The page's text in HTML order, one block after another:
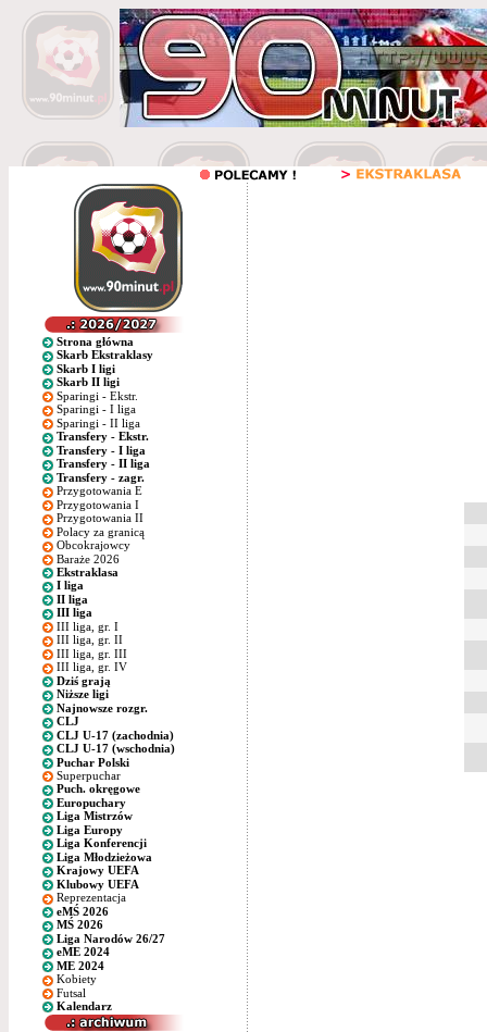
Strona główna
Skarb Ekstraklasy
Skarb I ligi
Skarb II ligi
Sparingi - Ekstr.
Sparingi - I liga
Sparingi - II liga
Transfery - Ekstr.
Transfery - I liga
Transfery - II liga
Transfery - zagr.
Przygotowania E
Przygotowania I
Przygotowania II
Polacy za granicą
Obcokrajowcy
Baraże 2026
Ekstraklasa
I liga
II liga
III liga
III liga, gr. I
III liga, gr. II
III liga, gr. III
III liga, gr. IV
Dziś grają
Niższe ligi
Najnowsze rozgr.
CLJ
CLJ U-17 (zachodnia)
CLJ U-17 (wschodnia)
Puchar Polski
Superpuchar
Puch. okręgowe
Europuchary
Liga Mistrzów
Liga Europy
Liga Konferencji
Liga Młodzieżowa
Krajowy UEFA
Klubowy UEFA
Reprezentacja
eMŚ 2026
MŚ 2026
Liga Narodów 26/27
eME 2024
ME 2024
Kobiety
Futsal
Kalendarz